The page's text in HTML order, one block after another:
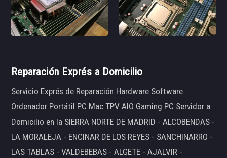
Reparación Exprés a Domicilio
Servicio Exprés de Reparación Hardware Software
Ordenador Portátil PC Mac TPV AIO Gaming PC Servidor a
Domicilio en la SIERRA NORTE DE MADRID - ALCOBENDAS -
LA MORALEJA - ENCINAR DE LOS REYES - SANCHINARRO -
LAS TABLAS - VALDEBEBAS - ALGETE - AJALVIR -